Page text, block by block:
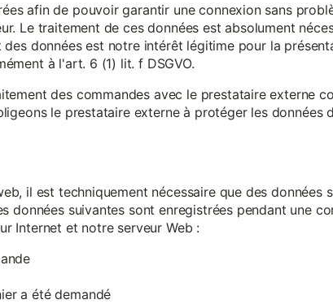
afin de pouvoir garantir une connexion sans
Le traitement de ces données est absolument
données est notre intérêt légitime pour la
à l'art. 6 (1) lit. f DSGVO.
des commandes avec le prestataire externe
le prestataire externe à protéger les données
il est techniquement nécessaire que des données
données suivantes sont enregistrées pendant une
Internet et notre serveur Web :
a été demandé